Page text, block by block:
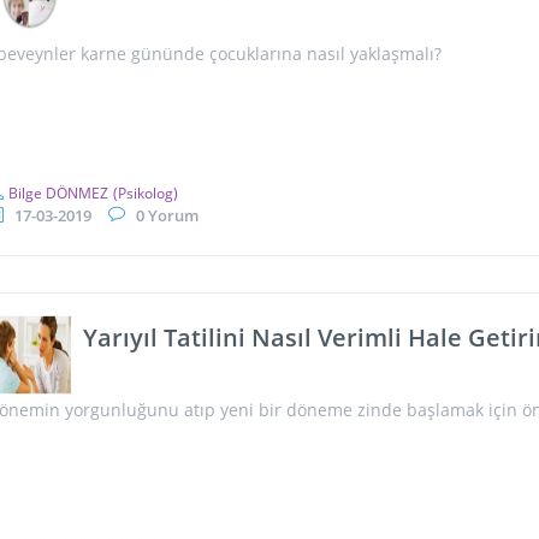
karne gününde çocuklarına nasıl yaklaşmalı?
Bilge DÖNMEZ (Psikolog)
17-03-2019 0 Yorum
Yarıyıl Tatilini Nasıl Verimli Hale
yorgunluğunu atıp yeni bir döneme zinde başlamak için